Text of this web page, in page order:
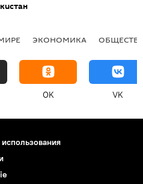
ЭКОНОМИКА
OK VK